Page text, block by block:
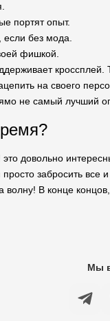
портят опыт.
если без мода.
фишкой.
на своего
не самый лучший
довольно
забросить
В конце
Мы